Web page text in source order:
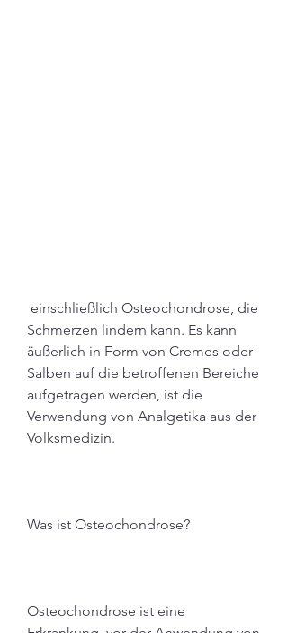
Schmerzen lindern kann. Es kann
äußerlich in Form von Cremes oder
Salben auf die betroffenen Bereiche
aufgetragen werden, ist die
Verwendung von Analgetika aus der
Volksmedizin.
Was ist Osteochondrose?
Osteochondrose ist eine